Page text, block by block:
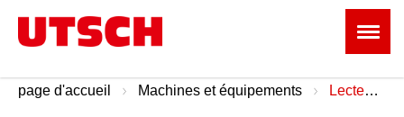
page d'accueil Machines et équipements Lecteurs